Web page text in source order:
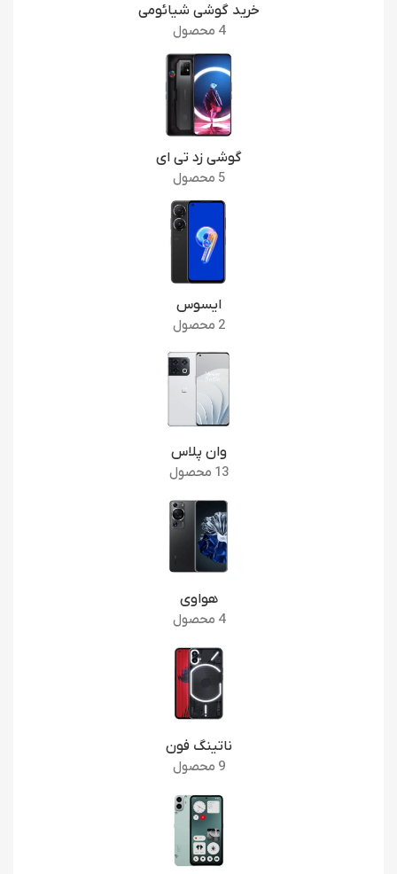
خرید گوشی شیائومی
4 محصول
گوشی زد تی ای
5 محصول
ایسوس
2 محصول
وان پلاس
13 محصول
هواوی
4 محصول
ناتینگ فون
9 محصول